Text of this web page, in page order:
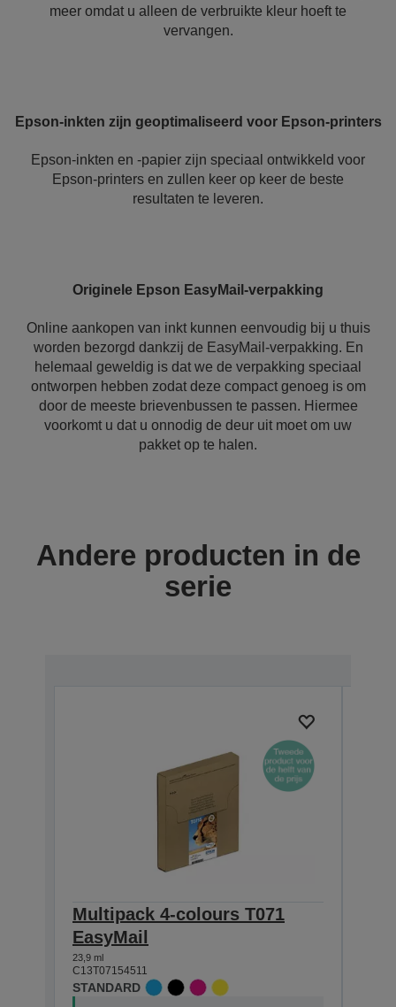
meer omdat u alleen de verbruikte kleur hoeft te
vervangen.
Epson-inkten zijn geoptimaliseerd voor Epson-printers
Epson-inkten en -papier zijn speciaal ontwikkeld voor
Epson-printers en zullen keer op keer de beste
resultaten te leveren.
Originele Epson EasyMail-verpakking
Online aankopen van inkt kunnen eenvoudig bij u thuis
worden bezorgd dankzij de EasyMail-verpakking. En
helemaal geweldig is dat we de verpakking speciaal
ontworpen hebben zodat deze compact genoeg is om
door de meeste brievenbussen te passen. Hiermee
voorkomt u dat u onnodig de deur uit moet om uw
pakket op te halen.
Andere producten in de
serie
Multipack 4-colours T071
EasyMail
23,9 ml
C13T07154511
STANDARD